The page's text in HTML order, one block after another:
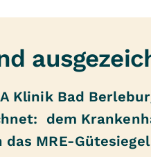
Klinik Bad
dem
das MRE-